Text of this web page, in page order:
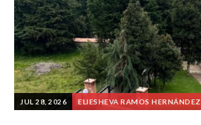
JUL 28, 2026 ELIESHEVA RAMOS HERNÁNDEZ